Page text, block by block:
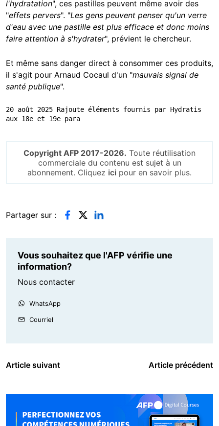
l'hydratation", ces pastilles peuvent même avoir des
"effets pervers". "Les gens peuvent penser qu'un verre
d'eau avec une pastille est plus efficace et donc moins
faire attention à s'hydrater", prévient le chercheur.
Et même sans danger direct à consommer ces produits,
il s'agit pour Arnaud Cocaul d'un "mauvais signal de
santé publique".
20 août 2025 Rajoute éléments fournis par Hydratis
aux 18e et 19e para
Copyright AFP 2017-2026. Toute réutilisation
commerciale du contenu est sujet à un
abonnement. Cliquez ici pour en savoir plus.
Partager sur :
Vous souhaitez que l'AFP vérifie une
information?
Nous contacter
WhatsApp
Courriel
Article suivant Article précédent